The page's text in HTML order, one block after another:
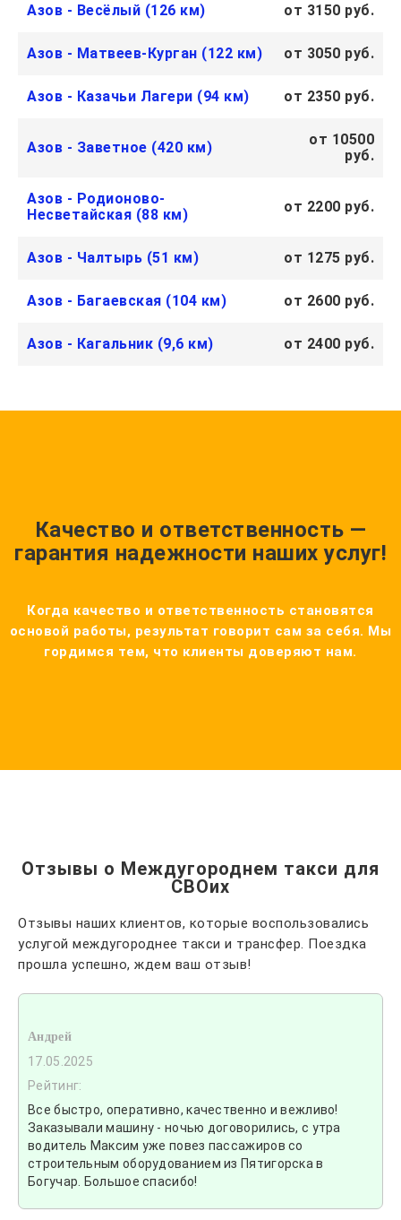
Азов - Весёлый (126 км) от 3150 руб.
Азов - Матвеев-Курган (122 км) от 3050 руб.
Азов - Казачьи Лагери (94 км) от 2350 руб.
Азов - Заветное (420 км)
от 10500
руб.
Азов - Родионово-
Несветайская (88 км)
от 2200 руб.
Азов - Чалтырь (51 км) от 1275 руб.
Азов - Багаевская (104 км) от 2600 руб.
Азов - Кагальник (9,6 км) от 2400 руб.
Качество и ответственность —
гарантия надежности наших услуг!
Когда качество и ответственность становятся
основой работы, результат говорит сам за себя. Мы
гордимся тем, что клиенты доверяют нам.
Отзывы о Междугороднем такси для
СВОих
Отзывы наших клиентов, которые воспользовались
услугой междугороднее такси и трансфер. Поездка
прошла успешно, ждем ваш отзыв!
Андрей
17.05.2025
Рейтинг:
Все быстро, оперативно, качественно и вежливо!
Заказывали машину - ночью договорились, с утра
водитель Максим уже повез пассажиров со
строительным оборудованием из Пятигорска в
Богучар. Большое спасибо!